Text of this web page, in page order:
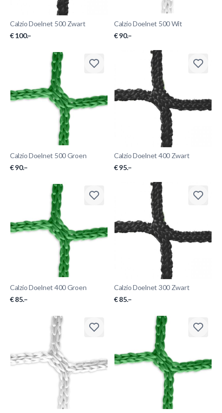
Calzio Doelnet 500 Zwart
€ 100.–
Calzio Doelnet 500 Wit
€ 90.–
Calzio Doelnet 500 Groen
€ 90.–
Calzio Doelnet 400 Zwart
€ 95.–
Calzio Doelnet 400 Groen
€ 85.–
Calzio Doelnet 300 Zwart
€ 85.–